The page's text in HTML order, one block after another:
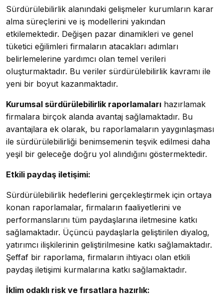
Sürdürülebilirlik alanındaki gelişmeler kurumların karar
alma süreçlerini ve iş modellerini yakından
etkilemektedir. Değişen pazar dinamikleri ve genel
tüketici eğilimleri firmaların atacakları adımları
belirlemelerine yardımcı olan temel verileri
oluşturmaktadır. Bu veriler sürdürülebilirlik kavramı ile
yeni bir boyut kazanmaktadır.
Kurumsal sürdürülebilirlik raporlamaları hazırlamak
firmalara birçok alanda avantaj sağlamaktadır. Bu
avantajlara ek olarak, bu raporlamaların yaygınlaşması
ile sürdürülebilirliği benimsemenin teşvik edilmesi daha
yeşil bir geleceğe doğru yol alındığını göstermektedir.
Etkili paydaş iletişimi:
Sürdürülebilirlik hedeflerini gerçekleştirmek için ortaya
konan raporlamalar, firmaların faaliyetlerini ve
performanslarını tüm paydaşlarına iletmesine katkı
sağlamaktadır. Üçüncü paydaşlarla geliştirilen diyalog,
yatırımcı ilişkilerinin geliştirilmesine katkı sağlamaktadır.
Şeffaf bir raporlama, firmaların ihtiyacı olan etkili
paydaş iletişimi kurmalarına katkı sağlamaktadır.
İklim odaklı risk ve fırsatlara hazırlık: